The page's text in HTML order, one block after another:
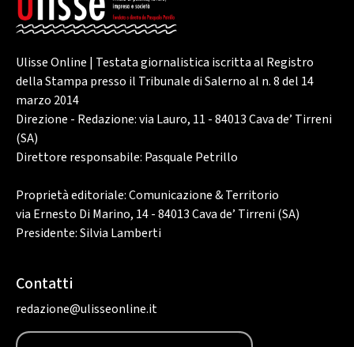
Ulisse Online | Testata giornalistica iscritta al Registro
della Stampa presso il Tribunale di Salerno al n. 8 del 14
marzo 2014
Direzione - Redazione: via Lauro, 11 - 84013 Cava de’ Tirreni
(SA)
Direttore responsabile: Pasquale Petrillo
Proprietà editoriale: Comunicazione & Territorio
via Ernesto Di Marino, 14 - 84013 Cava de’ Tirreni (SA)
Presidente: Silvia Lamberti
Contatti
redazione@ulisseonline.it